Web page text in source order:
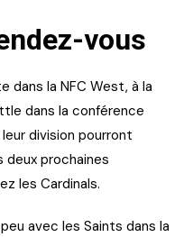
vous
dans la NFC West, à la
dans la conférence
division pourront
prochaines
les Cardinals.
avec les Saints dans la